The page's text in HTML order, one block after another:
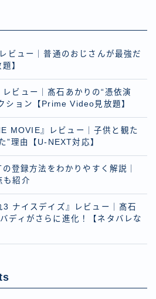
ビュー｜普通のおじさんが最強だ
】
ビュー｜髙石あかりの“憑依演
ション【Prime Video見放題】
MOVIE』レビュー｜子供と観た
”理由【U-NEXT対応】
登録方法をわかりやすく解説｜
も紹介
3 ナイスデイズ』レビュー｜髙石
ディがさらに進化！【ネタバレな